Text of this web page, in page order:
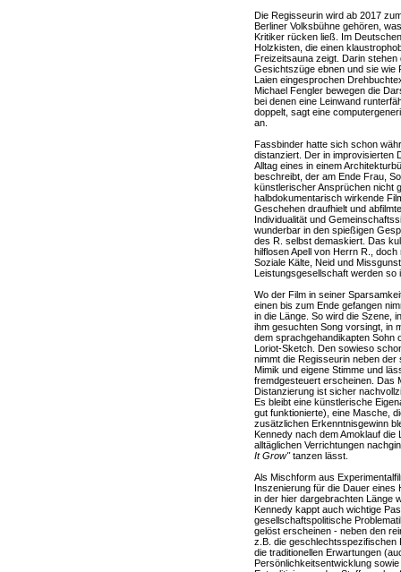
Die Regisseurin wird ab 2017
Berliner Volksbühne gehören,
Kritiker rücken ließ. Im
Holzkisten, die einen
Freizeitsauna zeigt. Darin stehen
Gesichtszüge ebnen und sie wie
Laien eingesprochen
Michael Fengler bewegen die
bei denen eine Leinwand
doppelt, sagt eine
an.
Fassbinder hatte sich schon
distanziert. Der in improvisierten
Alltag eines in einem
beschreibt, der am Ende Frau,
künstlerischer Ansprüchen nicht
halbdokumentarisch wirkende
Geschehen draufhielt und
Individualität und
wunderbar in den spießigen
des R. selbst demaskiert. Das
hilflosen Apell von Herrn R.,
Soziale Kälte, Neid und
Leistungsgesellschaft werden so
Wo der Film in seiner
einen bis zum Ende gefangen
in die Länge. So wird die Szene,
ihm gesuchten Song vorsingt, in
dem sprachgehandikapten Sohn
Loriot-Sketch. Den sowieso
nimmt die Regisseurin neben
Mimik und eigene Stimme und
fremdgesteuert erscheinen. Das
Distanzierung ist sicher
Es bleibt eine künstlerische
gut funktionierte), eine Masche,
zusätzlichen Erkenntnisgewinn
Kennedy nach dem Amoklauf
alltäglichen Verrichtungen
It Grow"tanzen lässt.
Als Mischform aus
Inszenierung für die Dauer
in der hier dargebrachten Länge
Kennedy kappt auch wichtige
gesellschaftspolitische
gelöst erscheinen - neben den
z.B. die geschlechtsspezifischen
die traditionellen Erwartungen
Persönlichkeitsentwicklung